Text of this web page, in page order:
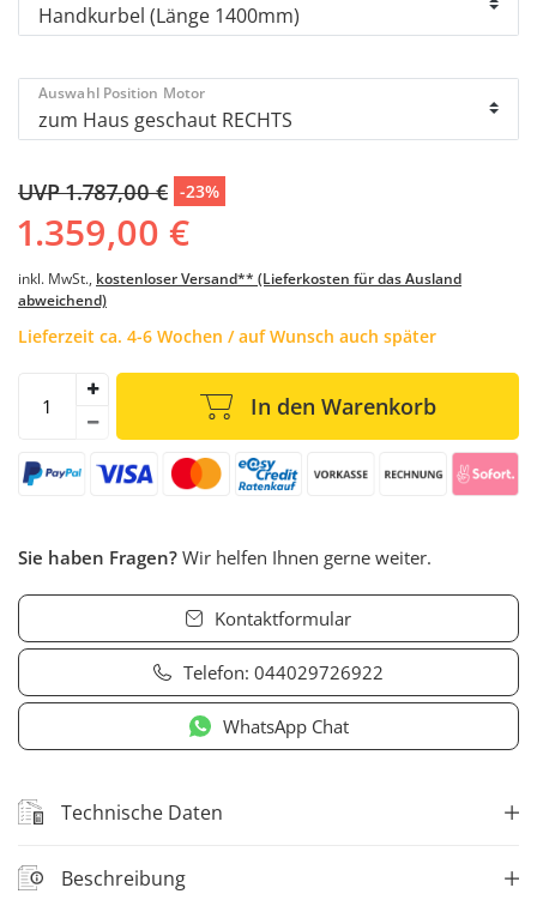
Auswahl Position Motor
UVP 1.787,00 € -23%
1.359,00 €
inkl. MwSt., kostenloser Versand** (Lieferkosten für das Ausland
abweichend)
Lieferzeit ca. 4-6 Wochen / auf Wunsch auch später
In den Warenkorb
Sie haben Fragen? Wir helfen Ihnen gerne weiter.
Kontaktformular
Telefon: 044029726922
WhatsApp Chat
Technische Daten
Beschreibung